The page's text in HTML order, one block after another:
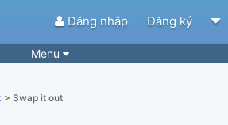
Đăng nhập Đăng ký
Menu
> Swap it out